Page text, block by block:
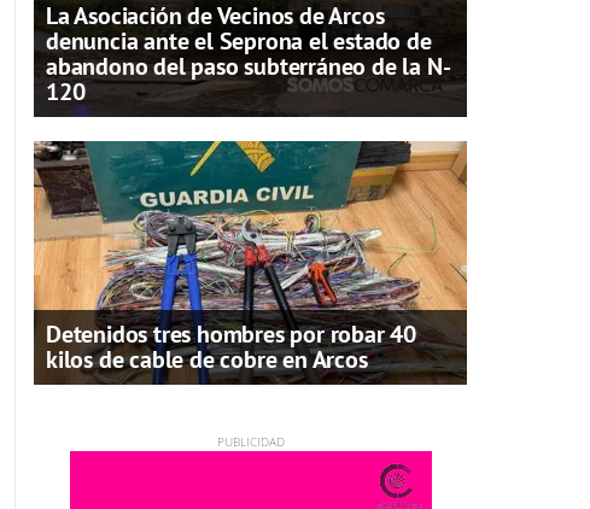
La Asociación de Vecinos de Arcos
denuncia ante el Seprona el estado de
abandono del paso subterráneo de la N-
120
Detenidos tres hombres por robar 40
kilos de cable de cobre en Arcos